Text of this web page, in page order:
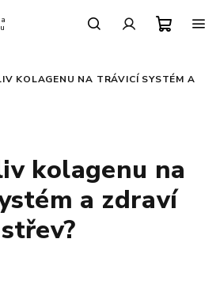
KOLAGENU NA TRÁVICÍ SYSTÉM A
kolagenu na
a zdraví
střev?